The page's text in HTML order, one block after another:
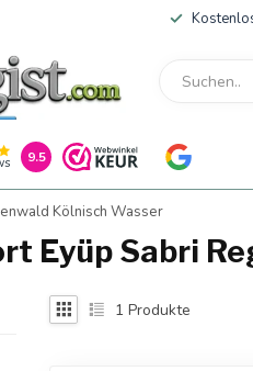
9.5
Kölnisch Wasser
Eyüp Sabri
1 Produkte